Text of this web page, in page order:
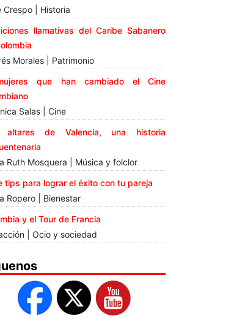
Crespo | Historia
llamativas del Caribe Sabanero
Morales | Patrimonio
que han cambiado el Cine
Salas | Cine
altares de Valencia, una historia
Ruth Mosquera | Música y folclor
tips para lograr el éxito con tu pareja
Ropero | Bienestar
y el Tour de Francia
| Ocio y sociedad